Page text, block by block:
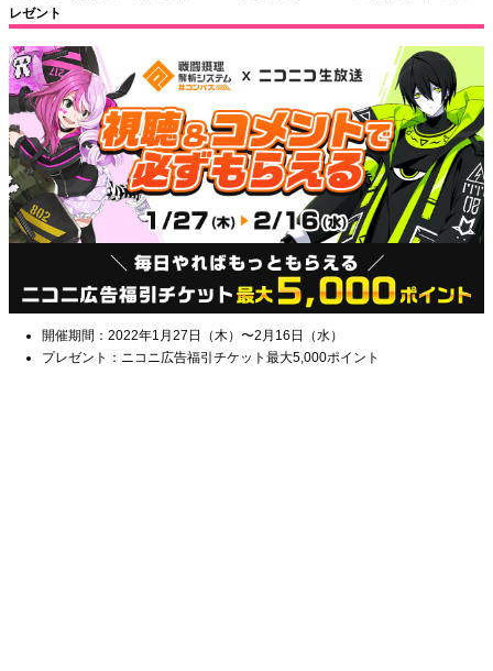
レゼント
開催期間：2022年1月27日（木）〜2月16日（水）
プレゼント：ニコニ広告福引チケット最大5,000ポイント